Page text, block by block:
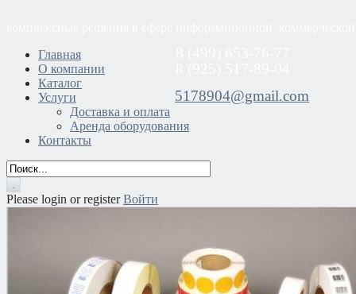
5178904@gmail.com
Главная
О компании
Каталог
Услуги
Доставка и оплата
Аренда оборудования
Контакты
Please login or register Войти